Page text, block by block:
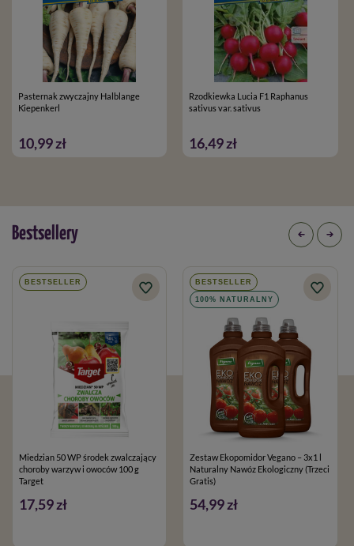
Pasternak zwyczajny Halblange
Kiepenkerl
10,99 zł
Rzodkiewka Lucia F1 Raphanus
sativus var. sativus
16,49 zł
Bestsellery
BESTSELLER
Miedzian 50 WP środek zwalczający
choroby warzyw i owoców 100 g
Target
17,59 zł
BESTSELLER
100% NATURALNY
Zestaw Ekopomidor Vegano – 3x1 l
Naturalny Nawóz Ekologiczny (Trzeci
Gratis)
54,99 zł